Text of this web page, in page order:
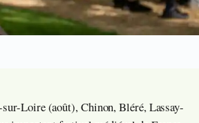
Loire (août), Chinon, Bléré, Lassay-